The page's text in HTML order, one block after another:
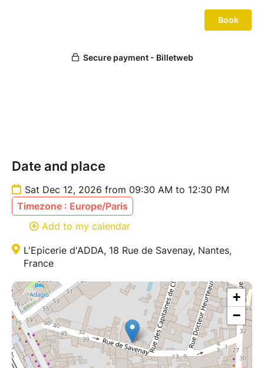
► Nous dégustons ensemble les préparations à
Merci de consulter les conditions générales de vente.
Contact : 07 69 73 02 90
Date and place
Sat Dec 12, 2026 from 09:30 AM to 12:30 PM
Timezone : Europe/Paris
Add to my calendar
L'Epicerie d'ADDA, 18 Rue de Savenay, Nantes,
France
+
−